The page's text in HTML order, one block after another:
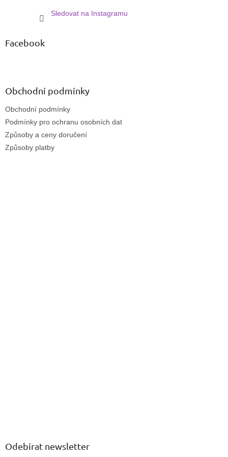
Sledovat na Instagramu
Facebook
Obchodní podmínky
Obchodní podmínky
Podmínky pro ochranu osobních dat
Způsoby a ceny doručení
Způsoby platby
Odebírat newsletter